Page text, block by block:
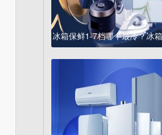
冰箱保鲜1-7档哪个最冷？冰